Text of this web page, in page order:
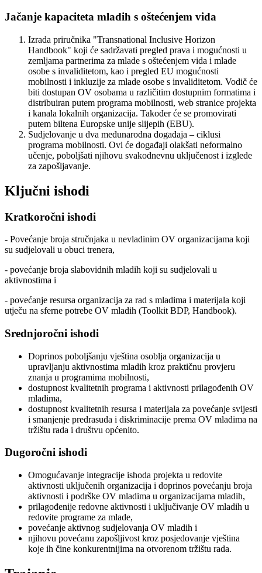
Jačanje kapaciteta mladih s oštećenjem vida
Izrada priručnika "Transnational Inclusive Horizon
Handbook" koji će sadržavati pregled prava i mogućnosti u
zemljama partnerima za mlade s oštećenjem vida i mlade
osobe s invaliditetom, kao i pregled EU mogućnosti
mobilnosti i inkluzije za mlade osobe s invaliditetom. Vodič će
biti dostupan OV osobama u različitim dostupnim formatima i
distribuiran putem programa mobilnosti, web stranice projekta
i kanala lokalnih organizacija. Također će se promovirati
putem biltena Europske unije slijepih (EBU).
Sudjelovanje u dva međunarodna događaja – ciklusi
programa mobilnosti. Ovi će događaji olakšati neformalno
učenje, poboljšati njihovu svakodnevnu uključenost i izglede
za zapošljavanje.
Ključni ishodi
Kratkoročni ishodi
- Povećanje broja stručnjaka u nevladinim OV organizacijama koji
su sudjelovali u obuci trenera,
- povećanje broja slabovidnih mladih koji su sudjelovali u
aktivnostima i
- povećanje resursa organizacija za rad s mladima i materijala koji
utječu na sferne potrebe OV mladih (Toolkit BDP, Handbook).
Srednjoročni ishodi
Doprinos poboljšanju vještina osoblja organizacija u
upravljanju aktivnostima mladih kroz praktičnu provjeru
znanja u programima mobilnosti,
dostupnost kvalitetnih programa i aktivnosti prilagođenih OV
mladima,
dostupnost kvalitetnih resursa i materijala za povećanje svijesti
i smanjenje predrasuda i diskriminacije prema OV mladima na
tržištu rada i društvu općenito.
Dugoročni ishodi
Omogućavanje integracije ishoda projekta u redovite
aktivnosti uključenih organizacija i doprinos povećanju broja
aktivnosti i podrške OV mladima u organizacijama mladih,
prilagođenije redovne aktivnosti i uključivanje OV mladih u
redovite programe za mlade,
povećanje aktivnog sudjelovanja OV mladih i
njihovu povećanu zapošljivost kroz posjedovanje vještina
koje ih čine konkurentnijima na otvorenom tržištu rada.